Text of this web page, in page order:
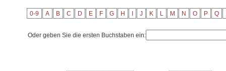
0-9 A B C D E F G H J K L M N O P Q
Oder geben Sie die ersten Buchstaben ein: